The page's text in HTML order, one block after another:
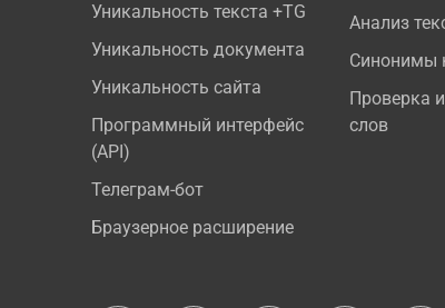
Уникальность текста +TG
Уникальность документа
Уникальность сайта
Программный интерфейс
(API)
Телеграм-бот
Браузерное расширение
Анализ
Синонимы
Проверка
слов